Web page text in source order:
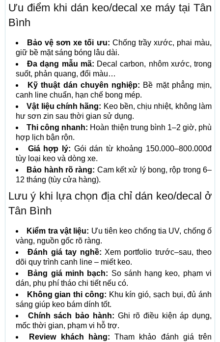
Ưu điểm khi dán keo/decal xe máy tại Tân
Bình
Bảo vệ sơn xe tối ưu: Chống trầy xước, phai màu,
giữ bề mặt sáng bóng lâu dài.
Đa dạng mẫu mã: Decal carbon, nhôm xước, trong
suốt, phản quang, đổi màu…
Kỹ thuật dán chuyên nghiệp: Bề mặt phẳng mịn,
canh line chuẩn, hạn chế bong mép.
Vật liệu chính hãng: Keo bền, chịu nhiệt, không làm
hư sơn zin sau thời gian sử dụng.
Thi công nhanh: Hoàn thiện trung bình 1–2 giờ, phù
hợp lịch bận rộn.
Giá hợp lý: Gói dán từ khoảng 150.000–800.000đ
tùy loại keo và dòng xe.
Bảo hành rõ ràng: Cam kết xử lý bong, rộp trong 6–
12 tháng (tùy cửa hàng).
Lưu ý khi lựa chọn địa chỉ dán keo/decal ở
Tân Bình
Kiểm tra vật liệu: Ưu tiên keo chống tia UV, chống ố
vàng, nguồn gốc rõ ràng.
Đánh giá tay nghề: Xem portfolio trước–sau, theo
dõi quy trình canh line – miết keo.
Bảng giá minh bạch: So sánh hạng keo, phạm vi
dán, phụ phí tháo chi tiết nếu có.
Không gian thi công: Khu kín gió, sạch bụi, đủ ánh
sáng giúp keo bám dính tốt.
Chính sách bảo hành: Ghi rõ điều kiện áp dụng,
mốc thời gian, phạm vi hỗ trợ.
Review khách hàng: Tham khảo đánh giá trên